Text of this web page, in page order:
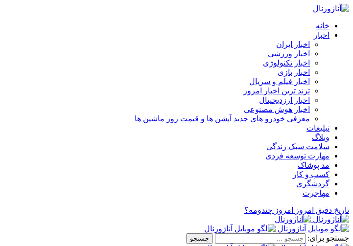
خانه
اخبار
اخبار ایران
اخبار ورزشی
اخبار تکنولوژی
اخبار بازی
اخبار فیلم و سریال
ترند ترین اخبار امروز
اخبار ارزدیجیتال
اخبار هوش مصنوعی
معرفی خودرو های جدید آپشن‌ ها و قیمت روز ماشین‌ ها
تبلیغات
وبلاگ
سلامت سبک زندگی
مهارت توسعه فردی
مد پوشاک
کسب و کار
گردشگری
مهاجرت
تاریخ دقیق امروز امروز چندومه؟
جستجو برای: